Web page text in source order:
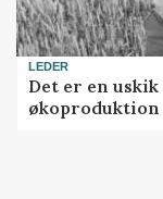
LEDER
Det er en
økoproduktion